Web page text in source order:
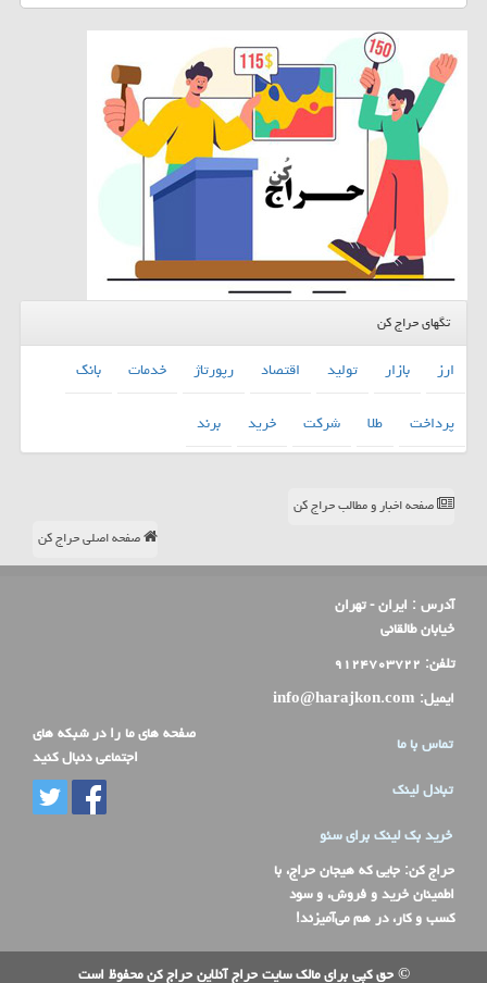
تگهای حراج کن
ارز بازار تولید اقتصاد رپورتاژ خدمات
بانك
پرداخت
طلا شركت خرید برند
صفحه اخبار و مطالب حراج کن
صفحه اصلی حراج کن
آدرس : ایران - تهران
خیابان طالقانی
تلفن: ۹۱۲۴۷۰۳۷۲۲
ایمیل: info@harajkon.com
تماس با ما
تبادل لینک
خرید بک لینک برای سئو
حراج کن: جایی که هیجان حراج، با
اطمینان خرید و فروش، و سود
کسب و کار، در هم می‌آمیزند!
صفحه های ما را در شبکه های
اجتماعی دنبال کنید
© حق کپی برای مالک سایت حراج آنلاین حراج کن محفوظ است